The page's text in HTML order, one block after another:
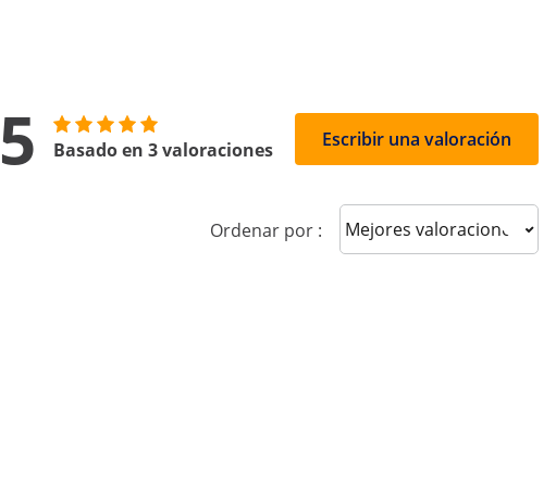
5 Basado en 3 valoraciones Escribir una valoración
Ordenar por : Sort reviews